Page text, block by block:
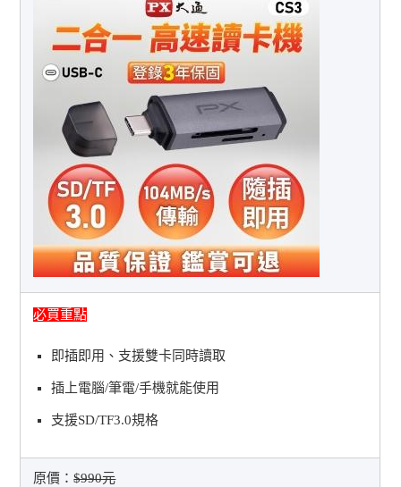
必買重點
即插即用、支援雙卡同時讀取
插上電腦/筆電/手機就能使用
支援SD/TF3.0規格
原價：$990元